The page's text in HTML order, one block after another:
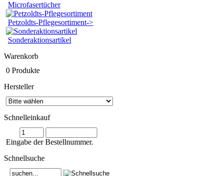
Microfasertücher
Petzoldts-Pflegesortiment->
Sonderaktionsartikel
Warenkorb
0 Produkte
Hersteller
Schnelleinkauf
Eingabe der Bestellnummer.
Schnellsuche